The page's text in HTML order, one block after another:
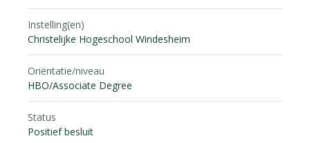
Instelling(en)
Christelijke Hogeschool Windesheim
Oriëntatie/niveau
HBO/Associate Degree
Status
Positief besluit